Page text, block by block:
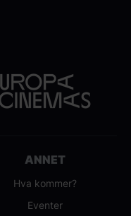
ANNET
Hva kommer?
Eventer